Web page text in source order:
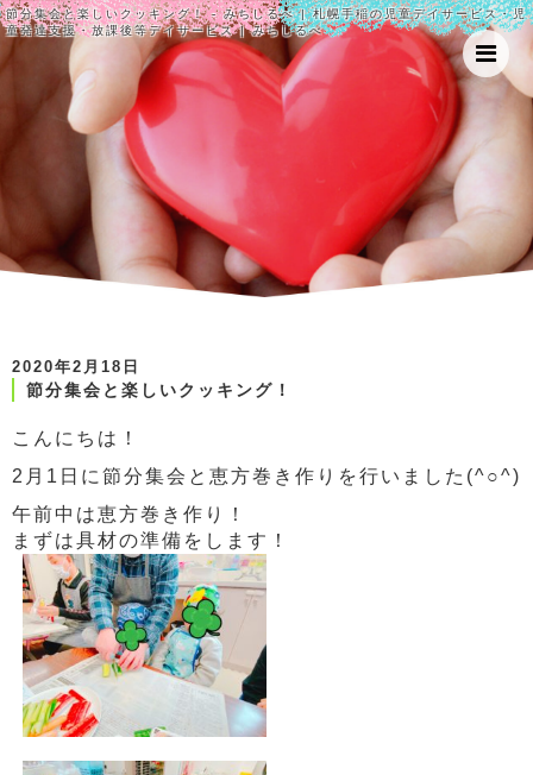
節分集会と楽しいクッキング！ - みちしるべ | 札幌手稲の児童デイサービス・児
童発達支援・放課後等デイサービス | みちしるべ
2020年2月18日
節分集会と楽しいクッキング！
こんにちは！
2月1日に節分集会と恵方巻き作りを行いました(^○^)
午前中は恵方巻き作り！
まずは具材の準備をします！